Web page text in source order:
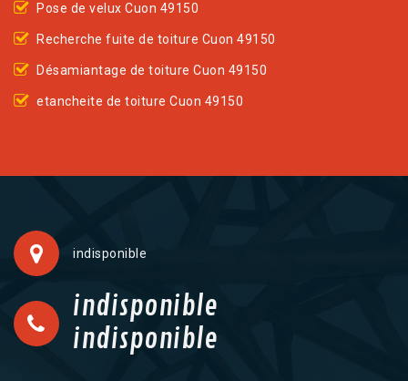
Pose de velux Cuon 49150
Recherche fuite de toiture Cuon 49150
Désamiantage de toiture Cuon 49150
etancheite de toiture Cuon 49150
indisponible
indisponible
indisponible